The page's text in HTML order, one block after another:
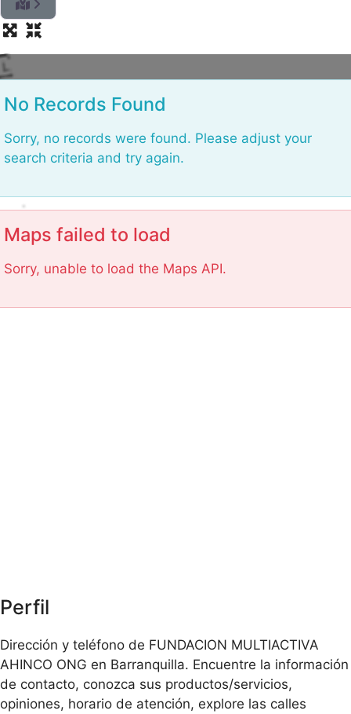
No Records Found
Sorry, no records were found. Please adjust your
search criteria and try again.
Maps failed to load
Sorry, unable to load the Maps API.
Perfil
Dirección y teléfono de FUNDACION MULTIACTIVA
AHINCO ONG en Barranquilla. Encuentre la información
de contacto, conozca sus productos/servicios,
opiniones, horario de atención, explore las calles